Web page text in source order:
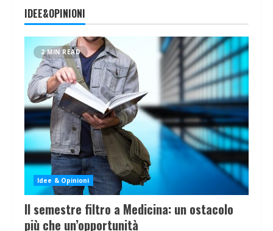
IDEE&OPINIONI
2 MIN READ
Idee & Opinioni
Il semestre filtro a Medicina: un ostacolo
più che un’opportunità